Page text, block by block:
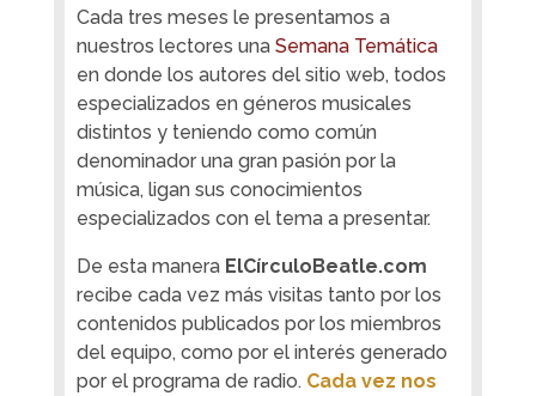
Cada tres meses le presentamos a
nuestros lectores una Semana Temática
en donde los autores del sitio web, todos
especializados en géneros musicales
distintos y teniendo como común
denominador una gran pasión por la
música, ligan sus conocimientos
especializados con el tema a presentar.
De esta manera ElCírculoBeatle.com
recibe cada vez más visitas tanto por los
contenidos publicados por los miembros
del equipo, como por el interés generado
por el programa de radio. Cada vez nos